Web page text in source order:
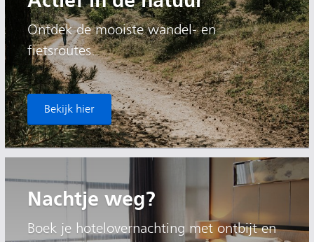
Ontdek de mooiste wandel- en
fietsroutes.
Bekijk hier
Nachtje weg?
Boek je hotelovernachting met ontbijt en